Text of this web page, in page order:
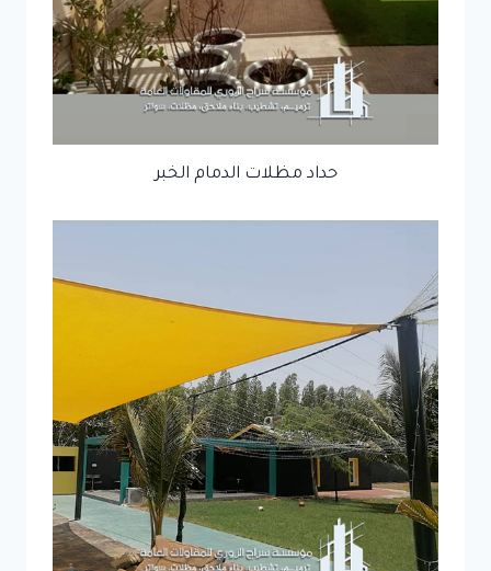
حداد مظلات الدمام الخبر